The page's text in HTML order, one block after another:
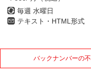
毎週 水曜日
テキスト・HTML形式
バックナンバーの